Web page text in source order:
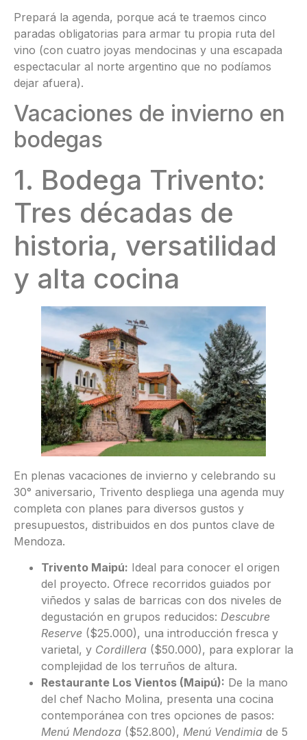
Prepará la agenda, porque acá te traemos cinco
paradas obligatorias para armar tu propia ruta del
vino (con cuatro joyas mendocinas y una escapada
espectacular al norte argentino que no podíamos
dejar afuera).
Vacaciones de invierno en
bodegas
1. Bodega Trivento:
Tres décadas de
historia, versatilidad
y alta cocina
En plenas vacaciones de invierno y celebrando su
30° aniversario, Trivento despliega una agenda muy
completa con planes para diversos gustos y
presupuestos, distribuidos en dos puntos clave de
Mendoza.
Trivento Maipú: Ideal para conocer el origen
del proyecto. Ofrece recorridos guiados por
viñedos y salas de barricas con dos niveles de
degustación en grupos reducidos: Descubre
Reserve ($25.000), una introducción fresca y
varietal, y Cordillera ($50.000), para explorar la
complejidad de los terruños de altura.
Restaurante Los Vientos (Maipú): De la mano
del chef Nacho Molina, presenta una cocina
contemporánea con tres opciones de pasos:
Menú Mendoza ($52.800), Menú Vendimia de 5